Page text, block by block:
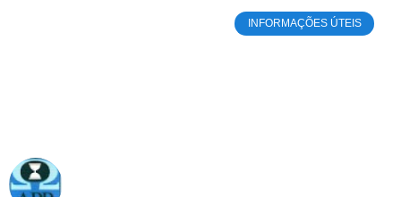
INFORMAÇÕES ÚTEIS